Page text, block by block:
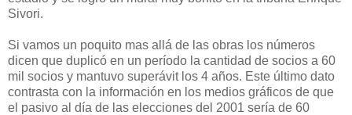
Sivori.
Si vamos un poquito mas allá de las obras los números
dicen que duplicó en un período la cantidad de socios a 60
mil socios y mantuvo superávit los 4 años. Este último dato
contrasta con la información en los medios gráficos de que
el pasivo al día de las elecciones del 2001 sería de 60